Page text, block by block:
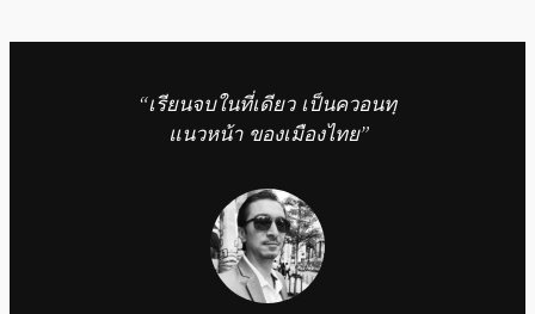
“เรียนจบในที่เดียว เป็นควอนทฺ
แนวหน้า ของเมืองไทย”